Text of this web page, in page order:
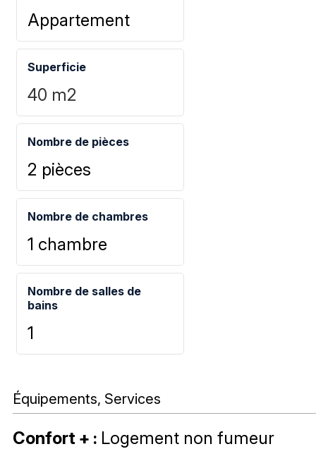
Appartement
Superficie
40 m2
Nombre de pièces
2 pièces
Nombre de chambres
1 chambre
Nombre de salles de
bains
1
Équipements, Services
Confort + : Logement non fumeur